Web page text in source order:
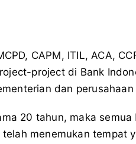
CAPM, ITIL, ACA,
project di Bank
dan
20 tahun, maka
menemukan tempat